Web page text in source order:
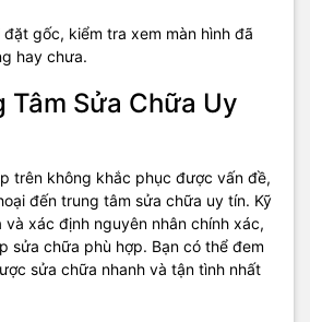
gốc, kiểm tra xem màn hình đã
hay chưa.
Tâm Sửa Chữa Uy
trên không khắc phục được vấn đề,
đến trung tâm sửa chữa uy tín. Kỹ
xác định nguyên nhân chính xác,
sửa chữa phù hợp. Bạn có thể đem
sửa chữa nhanh và tận tình nhất